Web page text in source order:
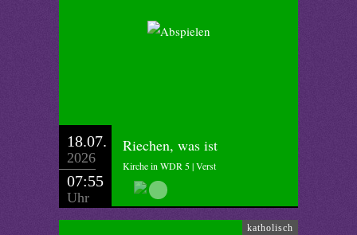
18.07.
2026
07:55
Uhr
Riechen, was ist
Kirche in WDR 5 | Verst
katholisch